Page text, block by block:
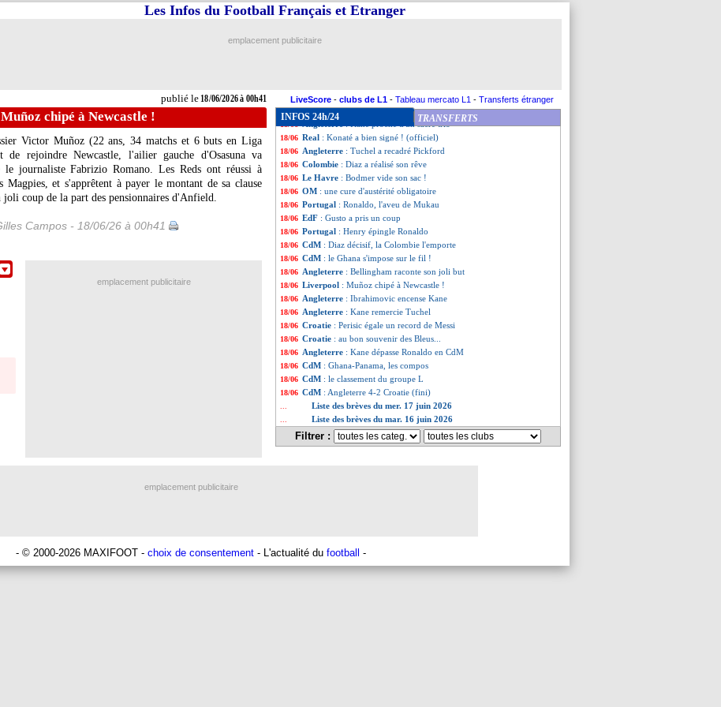
publié le18/06/2026 à 00h41
Les Infos du Football Français et Etranger
emplacement publicitaire
LiveScore - clubs de L1 - Tableau mercato L1 - Transferts étranger
chipé à Newcastle !
Victor Muñoz(22 ans, 34 matchs et 6 buts en Liga
rejoindre Newcastle, l'ailier gauche d'Osasuna va
journaliste Fabrizio Romano. Les Reds ont réussi à
et s'apprêtent à payer le montant de sa clause
coup de la part des pensionnaires d'Anfield.
Campos - 18/06/26 à 00h41
INFOS 24h/24 TRANSFERTS
18/06 Portugal: Martinez avec Ronaldo... en club ?
18/06 Tunisie: aucune hésitation pour Renard
18/06 EdF: le record en CdM, Giroud croit en Mbappé
18/06 Chelsea : le Real pense à Fernandez, mais...
18/06 EdF: Mbappé vise déjà le sacre
: Kane proche d'un sacré trio
18/06 Real : Konaté a bien signé ! (officiel)
18/06 Angleterre : Tuchel a recadré Pickford
18/06 Colombie : Diaz a réalisé son rêve
18/06 Le Havre : Bodmer vide son sac !
18/06 OM : une cure d'austérité obligatoire
18/06 Portugal : Ronaldo, l'aveu de Mukau
18/06 EdF : Gusto a pris un coup
18/06 Portugal : Henry épingle Ronaldo
18/06 CdM : Diaz décisif, la Colombie l'emporte
18/06 CdM : le Ghana s'impose sur le fil !
18/06 Angleterre : Bellingham raconte son joli but
18/06 Liverpool : Muñoz chipé à Newcastle !
18/06 Angleterre : Ibrahimovic encense Kane
18/06 Angleterre : Kane remercie Tuchel
18/06 Croatie : Perisic égale un record de Messi
18/06 Croatie : au bon souvenir des Bleus...
18/06 Angleterre : Kane dépasse Ronaldo en CdM
18/06 CdM : Ghana-Panama, les compos
18/06 CdM : le classement du groupe L
18/06 CdM : Angleterre 4-2 Croatie (fini)
Liste des brèves du mer. 17 juin 2026
Liste des brèves du mar. 16 juin 2026
Filtrer :
emplacement publicitaire
emplacement publicitaire
- © 2000-2026 MAXIFOOT - choix de consentement - L'actualité du football -